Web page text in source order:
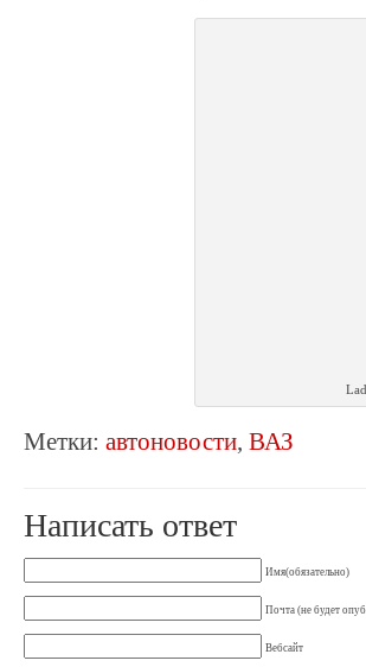
Метки: автоновости, ВАЗ
Написать ответ
Имя(обязательно)
Почта (не будет
Вебсайт